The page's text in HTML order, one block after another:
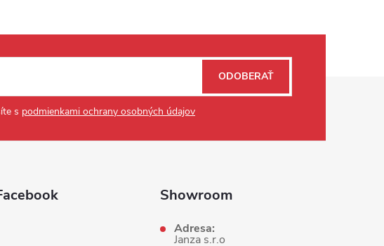
s podmienkami ochrany osobných údajov
ODOBERAŤ
Showroom
Adresa:
Janza s.r.o